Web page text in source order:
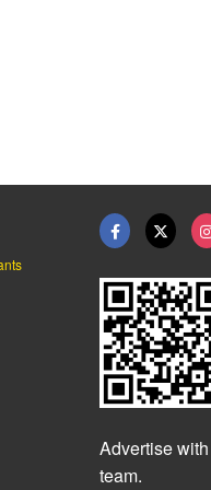
Advertise
team.